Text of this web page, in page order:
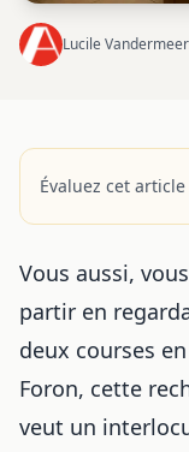
Lucile
Évaluez cet article
Vous aussi,
partir en
deux courses
Foron, cette
veut un